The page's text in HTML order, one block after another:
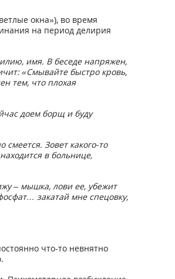
окна»), во время
на период делирия
имя. В беседе напряжен,
«Смывайте быстро кровь,
тем, что плохая
доем борщ и буду
Зовет какого-то
в больнице,
– мышка, лови ее, убежит
закатай мне спецовку,
что-то невнятно